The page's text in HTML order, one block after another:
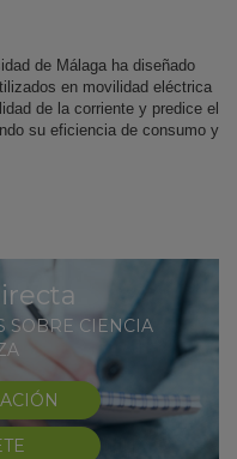
de Málaga ha diseñado
en movilidad eléctrica
de la corriente y predice el
su eficiencia de consumo y
SOBRE CIENCIA